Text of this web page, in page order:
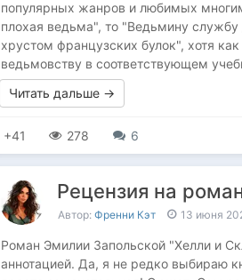
популярных жанров и любимых
плохая ведьма", то "Ведьмину
хрустом французских булок", хотя
ведьмовству в соответствующем
Читать дальше →
+41 278 6
Рецензия на
Автор: Френни Кэт 13 июня
Роман Эмилии Запольской "Хелли и
аннотацией. Да, я не редко выбираю